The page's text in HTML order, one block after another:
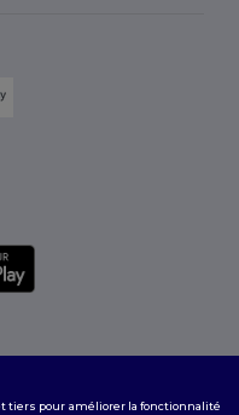
tiers pour améliorer la fonctionnalité